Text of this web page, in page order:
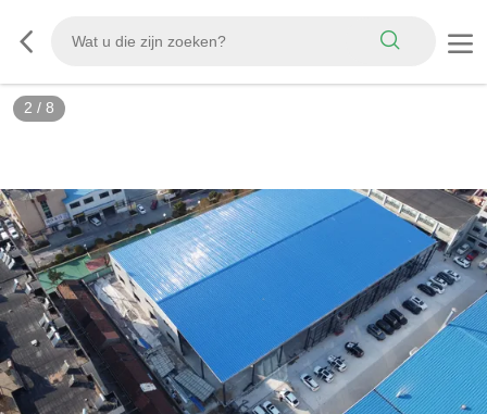
3 / 8